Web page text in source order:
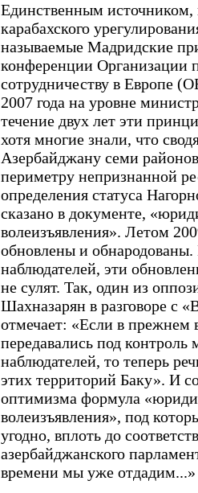
Единственным источником,
карабахского
называемые Мадридские
конференции Организации
сотрудничеству в Европе
2007 года на уровне
течение двух лет эти
хотя многие знали, что
Азербайджану семи
периметру непризнанной
определения статуса
сказано в документе,
волеизъявления». Летом
обновлены и
наблюдателей, эти
не сулят. Так, один из
Шахназарян в разговоре с
отмечает: «Если в прежнем
передавались под
наблюдателей, то теперь
этих территорий Баку». И
оптимизма формула
волеизъявления», под
угодно, вплоть до
азербайджанского
времени мы уже отдадим...»